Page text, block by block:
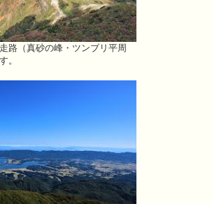
路（真砂の峰・ツンブリ平周
。